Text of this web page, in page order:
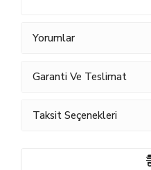
Yorumlar
Garanti Ve Teslimat
Taksit Seçenekleri